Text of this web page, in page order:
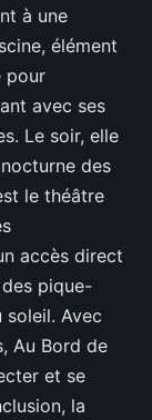
à une
élément
pour
avec ses
Le soir, elle
des
le théâtre
accès direct
pique-
Avec
Au Bord de
et se
la